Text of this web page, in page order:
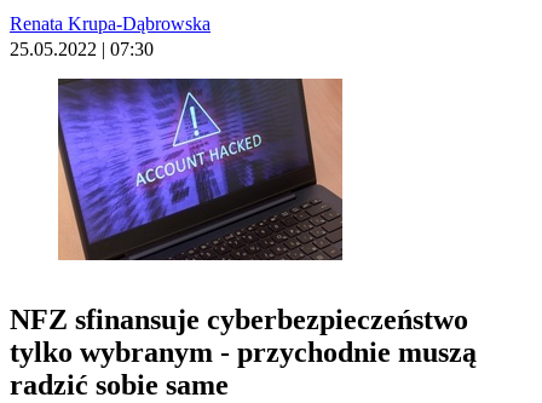
Renata Krupa-Dąbrowska
25.05.2022 | 07:30
NFZ sfinansuje cyberbezpieczeństwo
tylko wybranym - przychodnie muszą
radzić sobie same